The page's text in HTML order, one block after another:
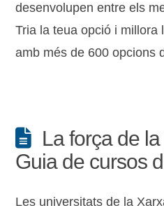
desenvolupen entre els
Tria la teua opció i millora
amb més de 600 opcions
La força de
Guia de cursos
Les universitats de la